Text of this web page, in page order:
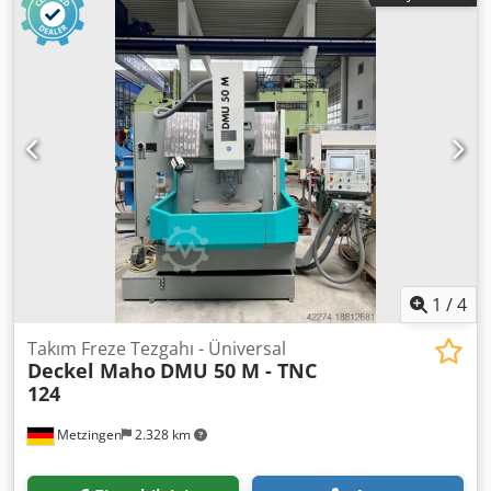
1 /4
Metzingen 2.328 km
Takım Freze Tezgahı - Üniversal
Deckel Maho DMU 50 M - TNC
124